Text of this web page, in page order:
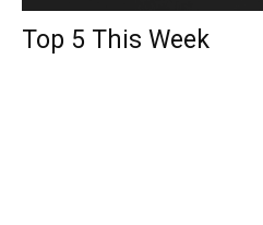
Top 5 This Week